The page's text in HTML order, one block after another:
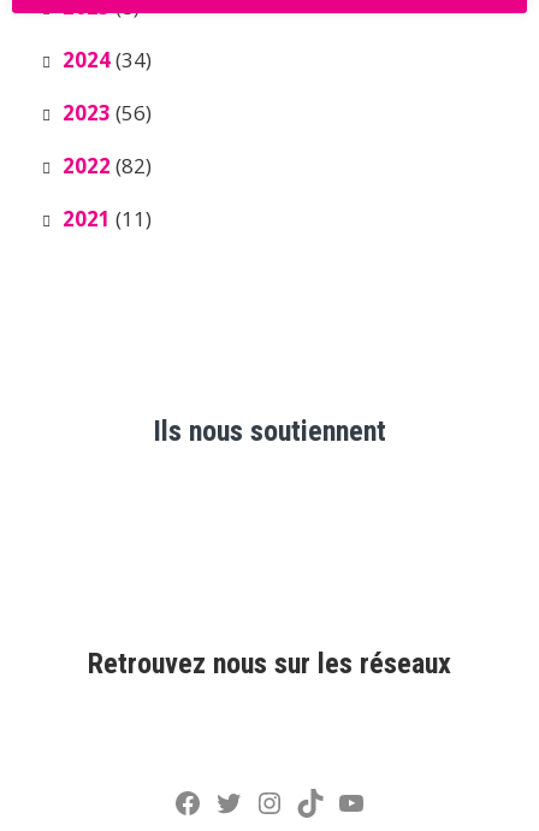
2025(8)
2024(34)
2023 (56)
2022 (82)
2021 (11)
Ils nous soutiennent
Retrouvez nous sur les réseaux
Facebook
Twitter
Instagram
TikTokYouTube